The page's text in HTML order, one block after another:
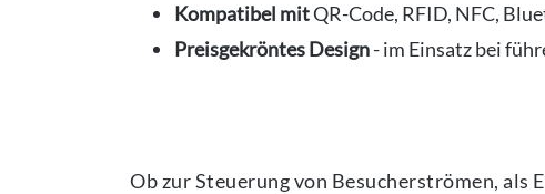
Kompatibel mitQR-Code, RFID, NFC,
Preisgekröntes Design- im Einsatz bei
Ob zur Steuerung von Besucherströmen,